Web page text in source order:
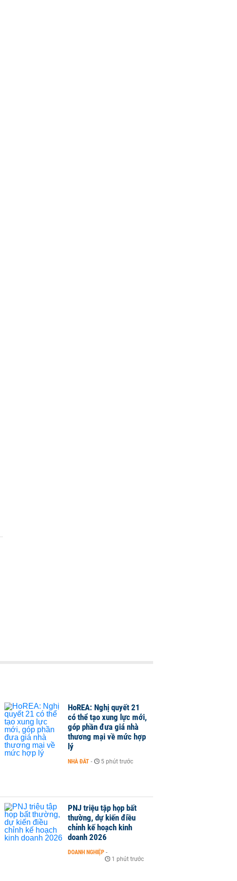
HoREA: Nghị quyết 21
có thể tạo xung lực mới,
góp phần đưa giá nhà
thương mại về mức hợp
lý
NHÀ ĐẤT - 5 phút trước
PNJ triệu tập họp bất
thường, dự kiến điều
chỉnh kế hoạch kinh
doanh 2026
DOANH NGHIỆP -
1 phút trước